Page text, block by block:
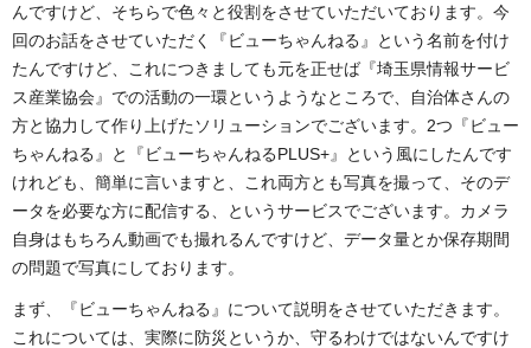
んですけど、そちらで色々と役割をさせていただいております。今
回のお話をさせていただく『ビューちゃんねる』という名前を付け
たんですけど、これにつきましても元を正せば『埼玉県情報サービ
ス産業協会』での活動の一環というようなところで、自治体さんの
方と協力して作り上げたソリューションでございます。2つ『ビュー
ちゃんねる』と『ビューちゃんねるPLUS+』という風にしたんです
けれども、簡単に言いますと、これ両方とも写真を撮って、そのデ
ータを必要な方に配信する、というサービスでございます。カメラ
自身はもちろん動画でも撮れるんですけど、データ量とか保存期間
の問題で写真にしております。
まず、『ビューちゃんねる』について説明をさせていただきます。
これについては、実際に防災というか、守るわけではないんですけ